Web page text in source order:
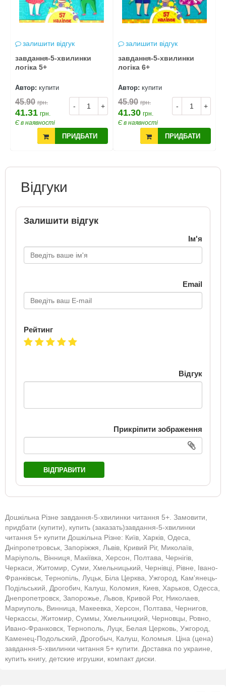
залишити відгук
завдання-5-хвилинки
логіка 5+
Автор: купити
- +
45.90 грн.
41.31 грн.
Є в наявності
ПРИДБАТИ
залишити відгук
завдання-5-хвилинки
логіка 6+
Автор: купити
- +
45.90 грн.
41.30 грн.
Є в наявності
ПРИДБАТИ
Відгуки
Залишити відгук
Ім'я
Email
Рейтинг
Відгук
Прикріпити зображення
ВІДПРАВИТИ
Дошкільна Різне завдання-5-хвилинки читання 5+. Замовити,
придбати (купити), купить (заказать)завдання-5-хвилинки
читання 5+ купити Дошкільна Різне: Київ, Харків, Одеса,
Дніпропетровськ, Запоріжжя, Львів, Кривий Ріг, Миколаїв,
Маріуполь, Вінниця, Макіївка, Херсон, Полтава, Чернігів,
Черкаси, Житомир, Суми, Хмельницький, Чернівці, Рівне, Івано-
Франківськ, Тернопіль, Луцьк, Біла Церква, Ужгород, Кам'янець-
Подільський, Дрогобич, Калуш, Коломия, Киев, Харьков, Одесса,
Днепропетровск, Запорожье, Львов, Кривой Рог, Николаев,
Мариуполь, Винница, Макеевка, Херсон, Полтава, Чернигов,
Черкассы, Житомир, Суммы, Хмельницкий, Черновцы, Ровно,
Ивано-Франковск, Тернополь, Луцк, Белая Церковь, Ужгород,
Каменец-Подольский, Дрогобыч, Калуш, Коломыя. Ціна (цена)
завдання-5-хвилинки читання 5+ купити. Доставка по украине,
купить книгу, детские игрушки, компакт диски.